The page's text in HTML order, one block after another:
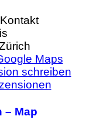
Maps
schreiben
– Map